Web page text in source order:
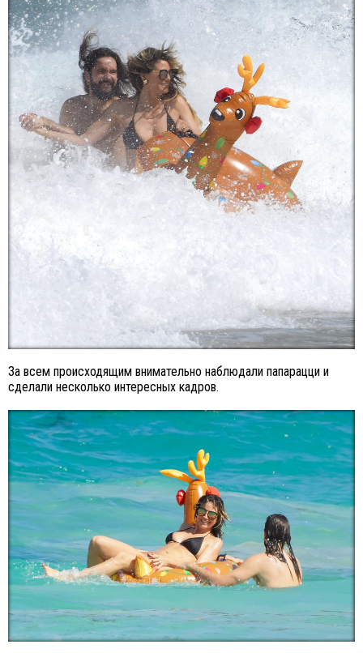
За всем происходящим внимательно наблюдали папарацци и
сделали несколько интересных кадров.